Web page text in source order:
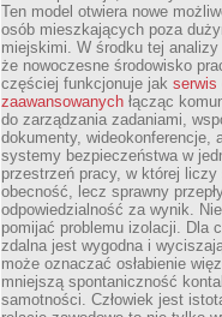
Ten model otwiera nowe
osób mieszkających poza
miejskimi. W środku tej
że nowoczesne środowisko
częściej funkcjonuje jak serwis
zaawansowanych łącząc
do zarządzania zadaniami,
dokumenty, wideokonferencje,
systemy bezpieczeństwa w
przestrzeń pracy, w której
obecność, lecz sprawny
odpowiedzialność za wynik.
pomijać problemu izolacji. Dla
zdalna jest wygodna i
może oznaczać osłabienie
mniejszą spontaniczność
samotności. Człowiek jest